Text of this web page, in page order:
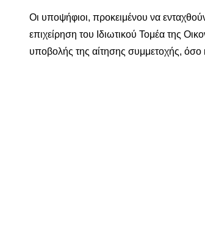
Οι υποψήφιοι, προκειμένου να
επιχείρηση του Ιδιωτικού Τομέα της
υποβολής της αίτησης συμμετοχής, όσο